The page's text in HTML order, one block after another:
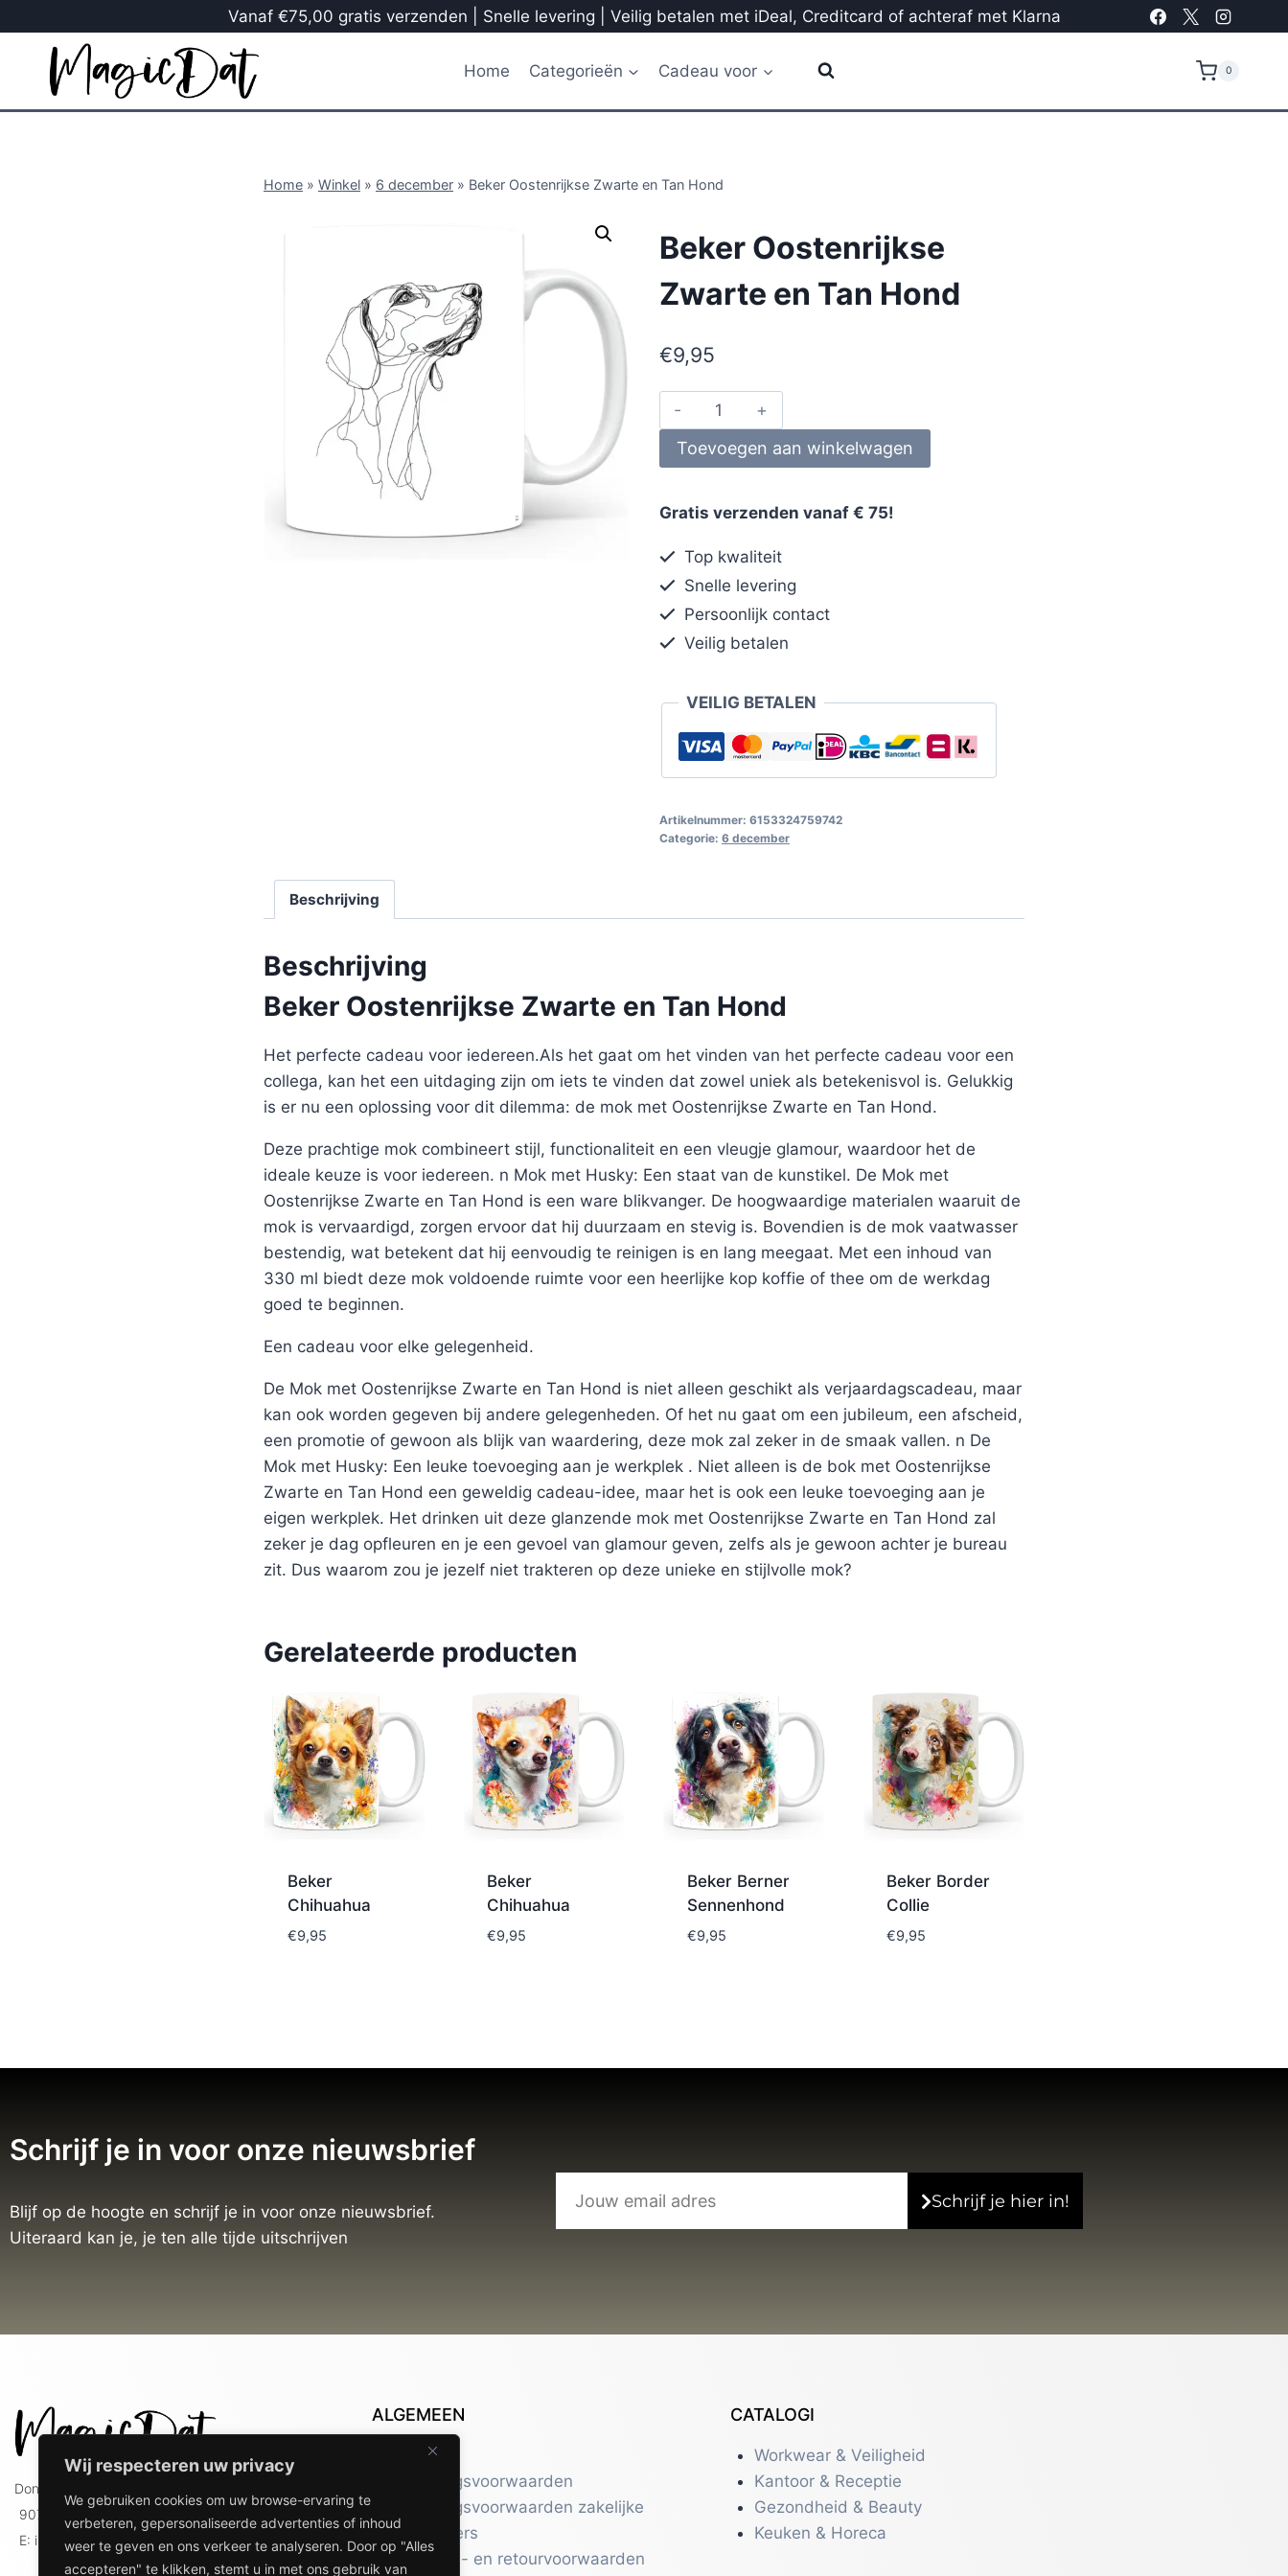
Wij respecteren uw privacy
We gebruiken cookies om uw browse-ervaring te
verbeteren, gepersonaliseerde advertenties of inhoud
weer te geven en ons verkeer te analyseren. Door op "Alles
accepteren" te klikken, stemt u in met ons gebruik van
Vanaf €75,00 gratis verzenden | Snelle levering | Veilig betalen met iDeal, Creditcard of achteraf met Klarna
Home Categorieën Cadeau voor 0
Home » Winkel » 6 december » Beker Oostenrijkse Zwarte en Tan Hond
Beker Oostenrijkse
Zwarte en Tan Hond
€9,95
Toevoegen aan winkelwagen
Gratis verzenden vanaf € 75!
Top kwaliteit
Snelle levering
Persoonlijk contact
Veilig betalen
VEILIG BETALEN
Artikelnummer: 6153324759742
Categorie: 6 december
Beschrijving
Beschrijving
Beker Oostenrijkse Zwarte en Tan Hond
Het perfecte cadeau voor iedereen.Als het gaat om het vinden van het perfecte cadeau voor een
collega, kan het een uitdaging zijn om iets te vinden dat zowel uniek als betekenisvol is. Gelukkig
is er nu een oplossing voor dit dilemma: de mok met Oostenrijkse Zwarte en Tan Hond.
Deze prachtige mok combineert stijl, functionaliteit en een vleugje glamour, waardoor het de
ideale keuze is voor iedereen. n Mok met Husky: Een staat van de kunstikel. De Mok met
Oostenrijkse Zwarte en Tan Hond is een ware blikvanger. De hoogwaardige materialen waaruit de
mok is vervaardigd, zorgen ervoor dat hij duurzaam en stevig is. Bovendien is de mok vaatwasser
bestendig, wat betekent dat hij eenvoudig te reinigen is en lang meegaat. Met een inhoud van
330 ml biedt deze mok voldoende ruimte voor een heerlijke kop koffie of thee om de werkdag
goed te beginnen.
Een cadeau voor elke gelegenheid.
De Mok met Oostenrijkse Zwarte en Tan Hond is niet alleen geschikt als verjaardagscadeau, maar
kan ook worden gegeven bij andere gelegenheden. Of het nu gaat om een jubileum, een afscheid,
een promotie of gewoon als blijk van waardering, deze mok zal zeker in de smaak vallen. n De
Mok met Husky: Een leuke toevoeging aan je werkplek . Niet alleen is de bok met Oostenrijkse
Zwarte en Tan Hond een geweldig cadeau-idee, maar het is ook een leuke toevoeging aan je
eigen werkplek. Het drinken uit deze glanzende mok met Oostenrijkse Zwarte en Tan Hond zal
zeker je dag opfleuren en je een gevoel van glamour geven, zelfs als je gewoon achter je bureau
zit. Dus waarom zou je jezelf niet trakteren op deze unieke en stijlvolle mok?
Gerelateerde producten
Beker
Chihuahua
€9,95
Beker
Chihuahua
€9,95
Beker Berner
Sennenhond
€9,95
Beker Border
Collie
€9,95
Schrijf je in voor onze nieuwsbrief
Blijf op de hoogte en schrijf je in voor onze nieuwsbrief.
Uiteraard kan je, je ten alle tijde uitschrijven
Schrijf je hier in!
Doniaweg 9
9074 AE Hallum
E: info@magicdat.nl
ALGEMEEN
Contact
Leveringsvoorwaarden
Leveringsvoorwaarden zakelijke
gebruikers
Verzend- en retourvoorwaarden
CATALOGI
Workwear & Veiligheid
Kantoor & Receptie
Gezondheid & Beauty
Keuken & Horeca